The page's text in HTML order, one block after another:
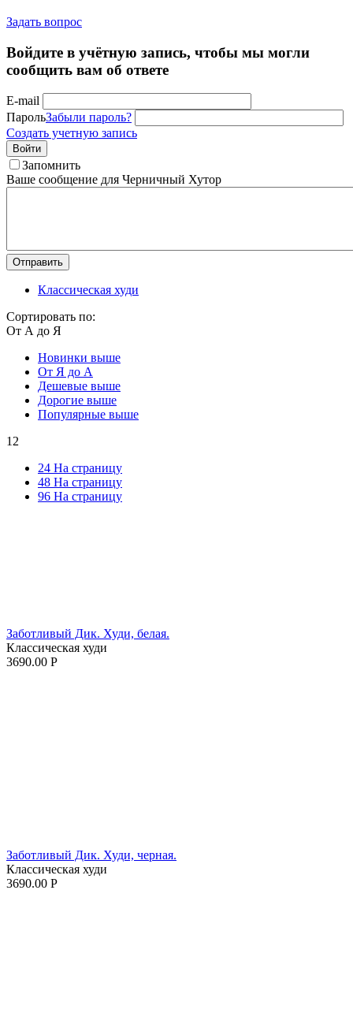
Задать вопрос
Войдите в учётную запись, чтобы мы могли
сообщить вам об ответе
E-mail
ПарольЗабыли пароль?
Создать учетную запись
Войти
Запомнить
Ваше сообщение для Черничный Хутор
Отправить
Классическая худи
Сортировать по:
От А до Я
Новинки выше
От Я до А
Дешевые выше
Дорогие выше
Популярные выше
12
24 На страницу
48 На страницу
96 На страницу
Заботливый Дик. Худи, белая.
Классическая худи
3690.00 Р
Заботливый Дик. Худи, черная.
Классическая худи
3690.00 Р